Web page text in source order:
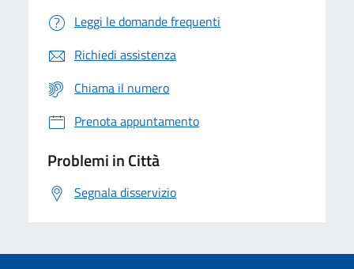
Leggi le domande frequenti
Richiedi assistenza
Chiama il numero
Prenota appuntamento
Problemi in Città
Segnala disservizio